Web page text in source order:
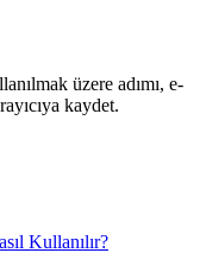
üzere adımı, e-
kaydet.
Kullanılır?